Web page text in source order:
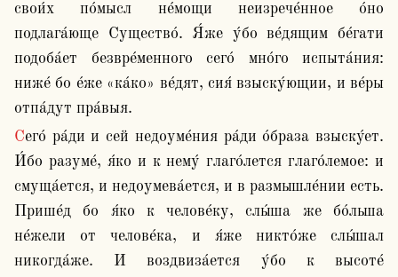
свои́х по́мысл не́мощи неизрече́нное о́но
подлага́юще Существо́. Я́же у́бо ве́дящим бе́гати
подоба́ет безвре́менного сего́ мно́го испыта́ния:
ниже́ бо е́же «ка́ко» ве́дят, сия́ взыску́ющии, и ве́ры
отпа́дут пра́выя.
Сего́ ра́ди и сей недоуме́ния ра́ди о́браза взыску́ет.
И́бо разуме́, я́ко и к нему́ глаго́лется глаго́лемое: и
смуща́ется, и недоумева́ется, и в размышле́нии есть.
Прише́д бо я́ко к челове́ку, слы́ша же бо́льша
не́жели от челове́ка, и я́же никто́же слы́шал
никогда́же. И воздвиза́ется у́бо к высоте́